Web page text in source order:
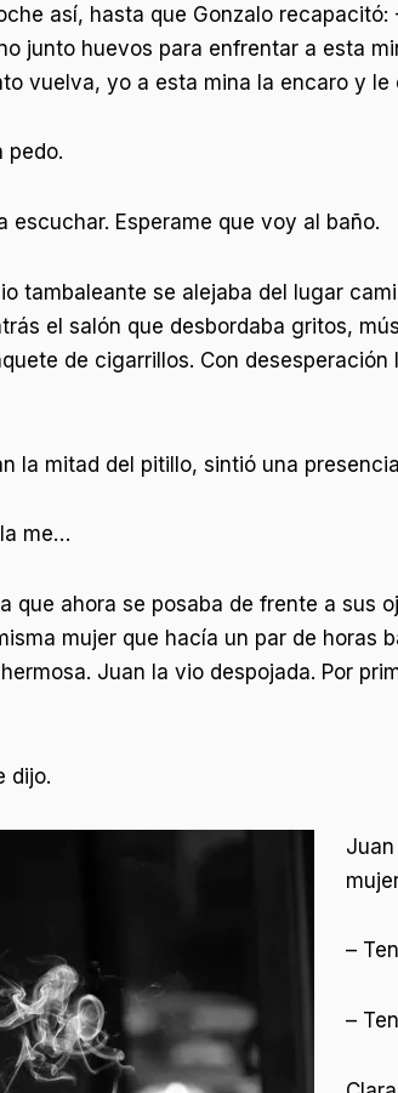
así, hasta que Gonzalo
junto huevos para enfrentar a esta
vuelva, yo a esta mina la encaro y
pedo.
escuchar. Esperame que voy al baño.
tambaleante se alejaba del lugar
el salón que desbordaba gritos,
de cigarrillos. Con
la mitad del pitillo, sintió una
me…
que ahora se posaba de frente a sus
mujer que hacía un par de
Juan la vio despojada. Por
dijo.
–
–